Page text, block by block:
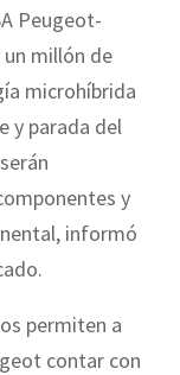
Peugeot-
millón de
microhíbrida
y parada del
y
informó
permiten a
contar con